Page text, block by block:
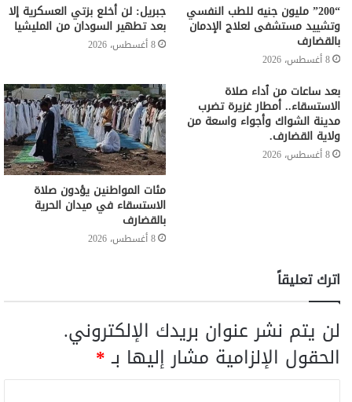
“200” مليون جنيه للطب النفسي
وتشييد مستشفى لعلاج الإدمان
بالقضارف
8 أغسطس، 2026
جبريل: لن أخلع بزتي العسكرية إلا
بعد تطهير السودان من المليشيا
8 أغسطس، 2026
بعد ساعات من ٱداء صلاة
الاستسقاء.. أمطار غزيرة تضرب
مدينة الشواك وأجواء واسعة من
ولاية القضارف.
8 أغسطس، 2026
مئات المواطنين يؤدون صلاة
الاستسقاء في ميدان الحرية
بالقضارف
8 أغسطس، 2026
اترك تعليقاً
لن يتم نشر عنوان بريدك الإلكتروني.
الحقول الإلزامية مشار إليها بـ*